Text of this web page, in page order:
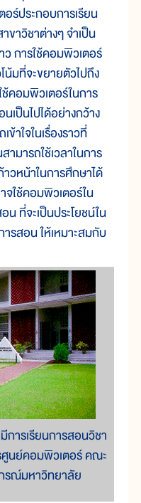
ร์ประกอบการเรียน
ขาวิชาต่างๆ จำเป็น
การใช้คอมพิวเตอร์
น้มที่จะขยายตัวไปถึง
คอมพิวเตอร์ในการ
เป็นไปได้อย่างกว้าง
ข้าใจในเรื่องราวที่
มารถใช้เวลาในการ
วหน้าในการศึกษาได้
ใช้คอมพิวเตอร์ใน
น ที่จะเป็นประโยชน์ใน
รสอน ให้เหมาะสมกับ
ารเรียนการสอนวิชา
นย์คอมพิวเตอร์ คณะ
รณ์มหาวิทยาลัย